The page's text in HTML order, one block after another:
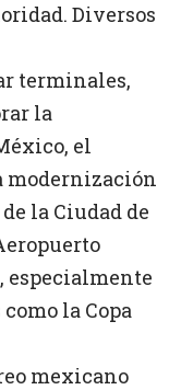
Diversos
terminales,
la
el
modernización
la Ciudad de
especialmente
la Copa
mexicano